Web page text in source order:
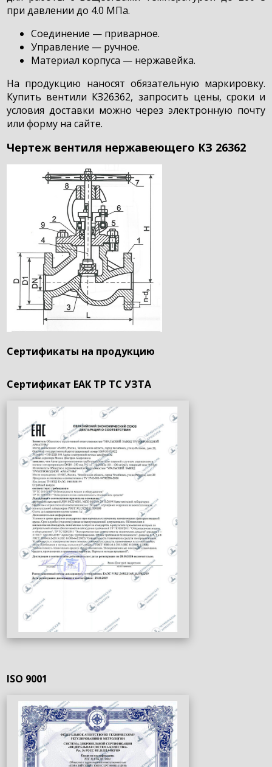
при давлении до 4.0 МПа.
Соединение — приварное.
Управление — ручное.
Материал корпуса — нержавейка.
На продукцию наносят обязательную маркировку.
Купить вентили КЗ26362, запросить цены, сроки и
условия доставки можно через электронную почту
или форму на сайте.
Чертеж вентиля нержавеющего КЗ 26362
Сертификаты на продукцию
Сертификат ЕАК ТР ТС УЗТА
ISO 9001